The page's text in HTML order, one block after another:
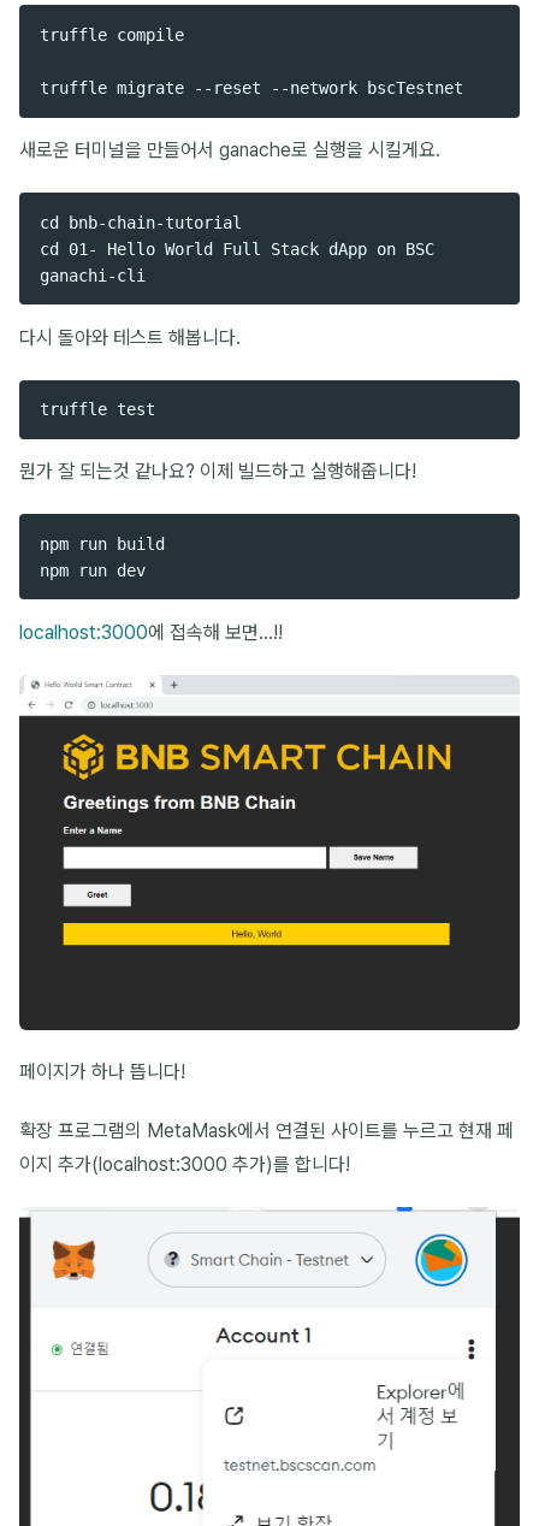
truffle compile
새로운 터미널을 만들어서 ganache로 실행을 시킬게요.
cd bnb-chain-tutorial
cd 01- Hello World Full Stack dApp on BSC
다시 돌아와 테스트 해봅니다.
뭔가 잘 되는것 같나요? 이제 빌드하고 실행해줍니다!
npm run build
localhost:3000에 접속해 보면...!!
페이지가 하나 뜹니다!
확장 프로그램의 MetaMask에서 연결된 사이트를 누르고 현재 페
이지 추가(localhost:3000 추가)를 합니다!